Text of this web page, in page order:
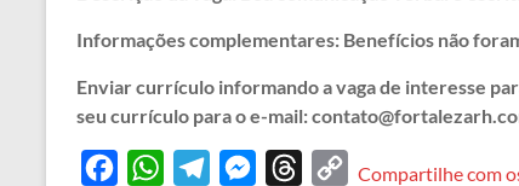
Informações complementares: Benefícios não
Enviar currículo informando a vaga de interesse
seu currículo para o e-mail:
W
M
CCompartilhe com